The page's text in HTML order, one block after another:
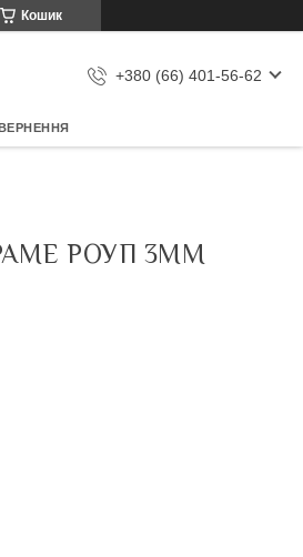
Кошик
+380 (66) 401-56-62
РОУП 3ММ